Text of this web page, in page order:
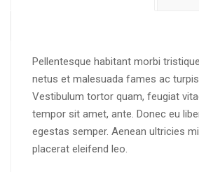
Pellentesque habitant morbi
netus et malesuada fames ac turpis
Vestibulum tortor quam, feugiat
tempor sit amet, ante. Donec eu
egestas semper. Aenean ultricies
placerat eleifend leo.